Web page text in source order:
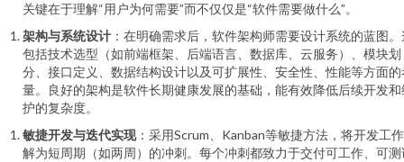
关键在于理解“用户为何需要”而不仅仅是“软件需要做什么”。
架构与系统设计 ：在明确需求后，软件架构师需要设计系统的蓝图。
包括技术选型（如前端框架、后端语言、数据库、云服务）、模块划
分、接口定义、数据结构设计以及可扩展性、安全性、性能等方面的
量。良好的架构是软件长期健康发展的基础，能有效降低后续开发和
护的复杂度。
敏捷开发与迭代实现：采用Scrum、Kanban等敏捷方法，将开发工
解为短周期（如两周）的冲刺。每个冲刺都致力于交付可工作、可测